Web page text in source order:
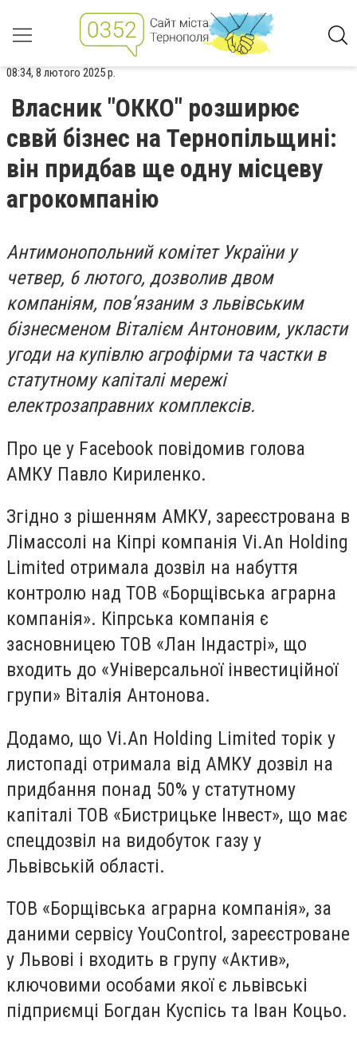
08:34, 8 лютого 2025 р.
Власник "ОККО" розширює
сввй бізнес на Тернопільщині:
він придбав ще одну місцеву
агрокомпанію
Антимонопольний комітет України у
четвер, 6 лютого, дозволив двом
компаніям, пов’язаним з львівським
бізнесменом Віталієм Антоновим, укласти
угоди на купівлю агрофірми та частки в
статутному капіталі мережі
електрозаправних комплексів.
Про це у Facebook повідомив голова
АМКУ Павло Кириленко.
Згідно з рішенням АМКУ, зареєстрована в
Лімассолі на Кіпрі компанія Vi.An Holding
Limited отримала дозвіл на набуття
контролю над ТОВ «Борщівська аграрна
компанія». Кіпрська компанія є
засновницею ТОВ «Лан Індастрі», що
входить до «Універсальної інвестиційної
групи» Віталія Антонова.
Додамо, що Vi.An Holding Limited торік у
листопаді отримала від АМКУ дозвіл на
придбання понад 50% у статутному
капіталі ТОВ «Бистрицьке Інвест», що має
спецдозвіл на видобуток газу у
Львівській області.
ТОВ «Борщівська аграрна компанія», за
даними сервісу YouControl, зареєстроване
у Львові і входить в групу «Актив»,
ключовими особами якої є львівські
підприємці Богдан Куспісь та Іван Коцьо.